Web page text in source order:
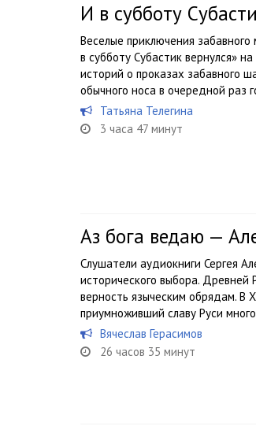
И в субботу
Веселые приключения
в субботу Субастик вернулся»
историй о проказах забавного
обычного носа в очередной раз
Татьяна Телегина
3 часа 47 минут
Аз бога ведаю —
Слушатели аудиокниги Сергея
исторического выбора. Древней
верность языческим обрядам. В
приумноживший славу Руси
Вячеслав Герасимов
26 часов 35 минут